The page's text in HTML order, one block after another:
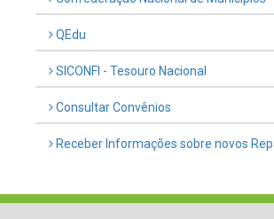
QEdu
SICONFI - Tesouro Nacional
Consultar Convênios
Receber Informações sobre novos